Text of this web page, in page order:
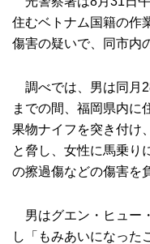
住むベトナム国籍の作
傷害の疑いで、同市内
調べでは、男は同月
までの間、福岡県内に
果物ナイフを突き付け
と脅し、女性に馬乗り
の擦過傷などの傷害を
男はグエン・ヒュー
し「もみあいになった